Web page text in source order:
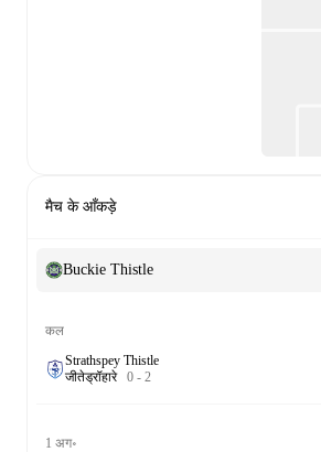
मैच के आँकड़े
Buckie Thistle
कल
Strathspey Thistle
जीतेड्रॉहारे 0 - 2
1 अग॰